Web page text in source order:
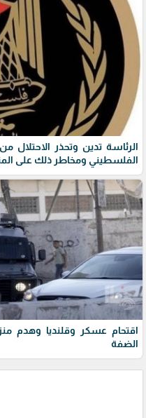
الرئاسة تدين وتحذر
الفلسطيني ومخاطر ذلك على
اقتحام عسكر وقلنديا وهدم
الضفة